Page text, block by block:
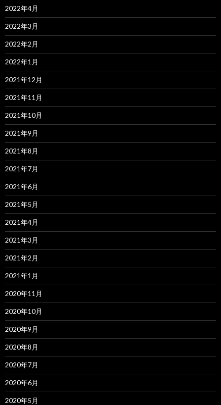
2022年4月
2022年3月
2022年2月
2022年1月
2021年12月
2021年11月
2021年10月
2021年9月
2021年8月
2021年7月
2021年6月
2021年5月
2021年4月
2021年3月
2021年2月
2021年1月
2020年11月
2020年10月
2020年9月
2020年8月
2020年7月
2020年6月
2020年5月